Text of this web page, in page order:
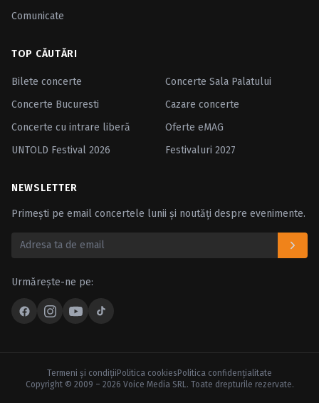
Comunicate
TOP CĂUTĂRI
Bilete concerte
Concerte Sala Palatului
Concerte Bucuresti
Cazare concerte
Concerte cu intrare liberă
Oferte eMAG
UNTOLD Festival 2026
Festivaluri 2027
NEWSLETTER
Primești pe email concertele lunii și noutăți despre evenimente.
Urmărește-ne pe:
Termeni şi condiţii Politica cookies Politica confidenţialitate
Copyright © 2009 – 2026 Voice Media SRL. Toate drepturile rezervate.